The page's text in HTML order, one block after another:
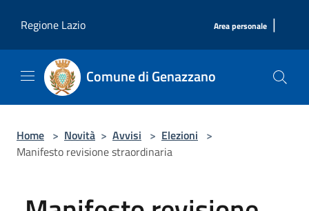
Regione Lazio
Area personale |
Comune di Genazzano
Home > Novità > Avvisi > Elezioni >
Manifesto revisione straordinaria